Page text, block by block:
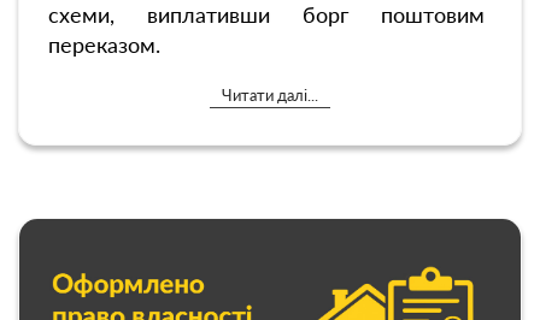
схеми, виплативши борг поштовим
переказом.
Читати далі...